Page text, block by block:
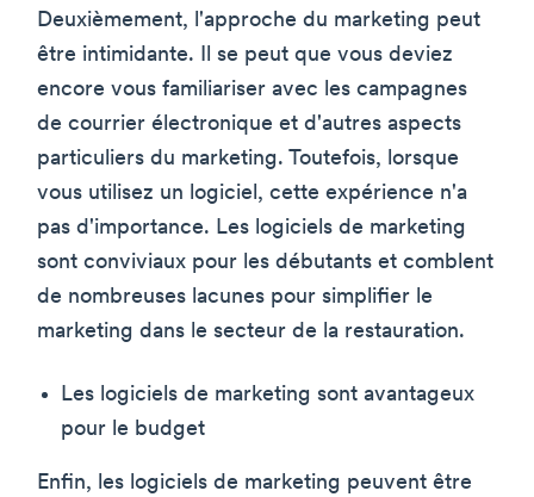
Deuxièmement, l'approche du marketing peut
être intimidante. Il se peut que vous deviez
encore vous familiariser avec les campagnes
de courrier électronique et d'autres aspects
particuliers du marketing. Toutefois, lorsque
vous utilisez un logiciel, cette expérience n'a
pas d'importance. Les logiciels de marketing
sont conviviaux pour les débutants et comblent
de nombreuses lacunes pour simplifier le
marketing dans le secteur de la restauration.
Les logiciels de marketing sont avantageux
pour le budget
Enfin, les logiciels de marketing peuvent être